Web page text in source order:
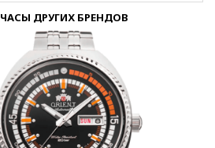
ЧАСЫ ДРУГИХ БРЕНДОВ